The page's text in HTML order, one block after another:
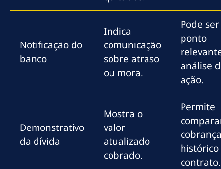
Notificação do
banco
Indica
comunicação
sobre atraso
ou mora.
Pode ser
ponto
análise
ação.
Demonstrativo
da dívida
Mostra o
valor
atualizado
cobrado.
Permite
histórico
contrato.